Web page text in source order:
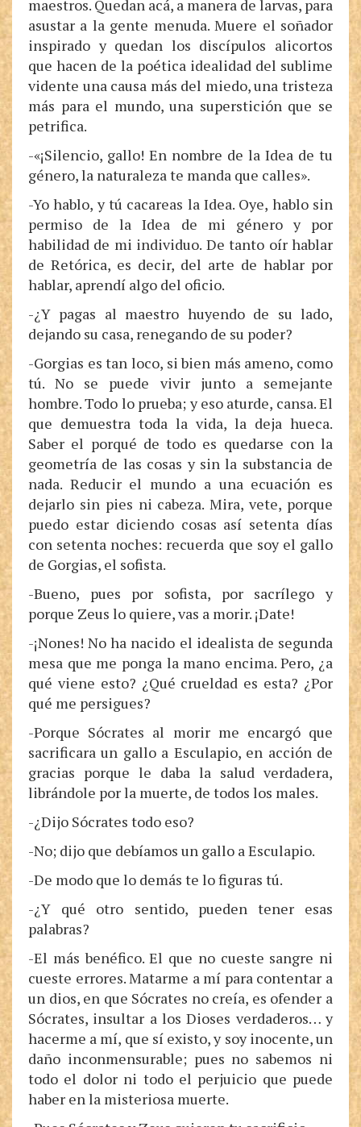
maestros. Quedan acá, a manera de larvas, para
asustar a la gente menuda. Muere el soñador
inspirado y quedan los discípulos alicortos
que hacen de la poética idealidad del sublime
vidente una causa más del miedo, una tristeza
más para el mundo, una superstición que se
petrifica.
-«¡Silencio, gallo! En nombre de la Idea de tu
género, la naturaleza te manda que calles».
-Yo hablo, y tú cacareas la Idea. Oye, hablo sin
permiso de la Idea de mi género y por
habilidad de mi individuo. De tanto oír hablar
de Retórica, es decir, del arte de hablar por
hablar, aprendí algo del oficio.
-¿Y pagas al maestro huyendo de su lado,
dejando su casa, renegando de su poder?
-Gorgias es tan loco, si bien más ameno, como
tú. No se puede vivir junto a semejante
hombre. Todo lo prueba; y eso aturde, cansa. El
que demuestra toda la vida, la deja hueca.
Saber el porqué de todo es quedarse con la
geometría de las cosas y sin la substancia de
nada. Reducir el mundo a una ecuación es
dejarlo sin pies ni cabeza. Mira, vete, porque
puedo estar diciendo cosas así setenta días
con setenta noches: recuerda que soy el gallo
de Gorgias, el sofista.
-Bueno, pues por sofista, por sacrílego y
porque Zeus lo quiere, vas a morir. ¡Date!
-¡Nones! No ha nacido el idealista de segunda
mesa que me ponga la mano encima. Pero, ¿a
qué viene esto? ¿Qué crueldad es esta? ¿Por
qué me persigues?
-Porque Sócrates al morir me encargó que
sacrificara un gallo a Esculapio, en acción de
gracias porque le daba la salud verdadera,
librándole por la muerte, de todos los males.
-¿Dijo Sócrates todo eso?
-No; dijo que debíamos un gallo a Esculapio.
-De modo que lo demás te lo figuras tú.
-¿Y qué otro sentido, pueden tener esas
palabras?
-El más benéfico. El que no cueste sangre ni
cueste errores. Matarme a mí para contentar a
un dios, en que Sócrates no creía, es ofender a
Sócrates, insultar a los Dioses verdaderos… y
hacerme a mí, que sí existo, y soy inocente, un
daño inconmensurable; pues no sabemos ni
todo el dolor ni todo el perjuicio que puede
haber en la misteriosa muerte.